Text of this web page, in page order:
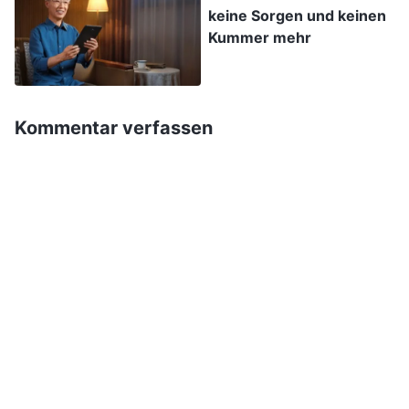
Pflicht nicht ernst nehmen, täuschen nur vor und
tun so, als ob. Auch wenn es so aussieht, als
hätten sie viel Arbeit geleistet, ist diese Arbeit
Ergebnisse. Sie hintergehen die Menschen.
keine Sorgen und keinen
Kummer mehr
Kommentar verfassen